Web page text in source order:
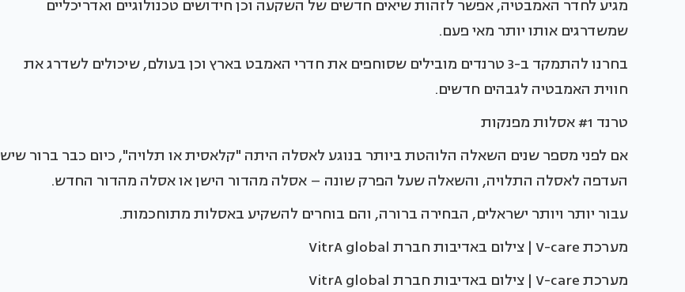
מגיע לחדר האמבטיה, אפשר לזהות שיאים חדשים של השקעה וכן חידושים טכנולוגיים ואדריכליים
שמשדרגים אותו יותר מאי פעם.
בחרנו להתמקד ב-3 טרנדים מובילים שסוחפים את חדרי האמבט בארץ וכן בעולם, שיכולים לשדרג את
חווית האמבטיה לגבהים חדשים.
טרנד #1 אסלות מפנקות
אם לפני מספר שנים השאלה הלוהטת ביותר בנוגע לאסלה היתה "קלאסית או תלויה", כיום כבר ברור שיש
העדפה לאסלה התלויה, והשאלה שעל הפרק שונה – אסלה מהדור הישן או אסלה מהדור החדש.
עבור יותר ויותר ישראלים, הבחירה ברורה, והם בוחרים להשקיע באסלות מתוחכמות.
מערכת V-care | צילום באדיבות חברת VitrA global
מערכת V-care | צילום באדיבות חברת VitrA global